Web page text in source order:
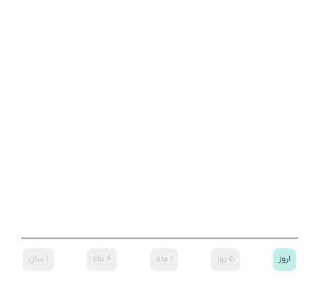
۱روز ۵ روز ۱ ماه ۶ ماه ۱ سال